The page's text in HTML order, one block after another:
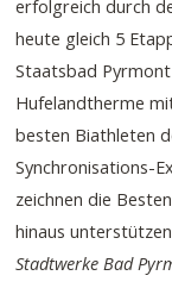
erfolgreich durch
heute gleich 5
Staatsbad
Hufelandtherme
besten Biathleten
Synchronisations-
zeichnen die
hinaus
Stadtwerke Bad